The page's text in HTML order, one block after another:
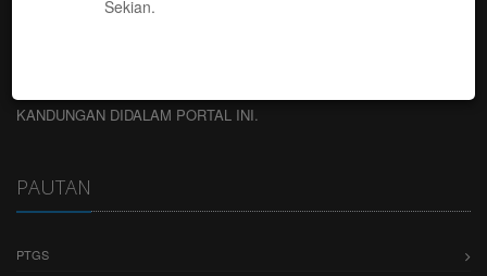
Sekian.
KANDUNGAN DIDALAM PORTAL INI.
PAUTAN
PTGS